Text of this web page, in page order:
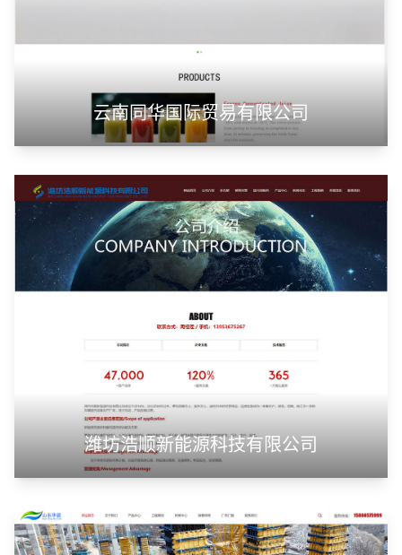
云南同华国际贸易有限公司
潍坊浩顺新能源科技有限公司